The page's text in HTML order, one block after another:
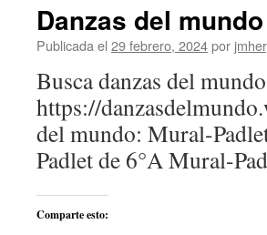
Danzas del mundo
Publicada el 29 febrero, 2024por
Busca danzas del
https://
del mundo: Mural-
Padlet de 6°A Mural-
Comparte esto: